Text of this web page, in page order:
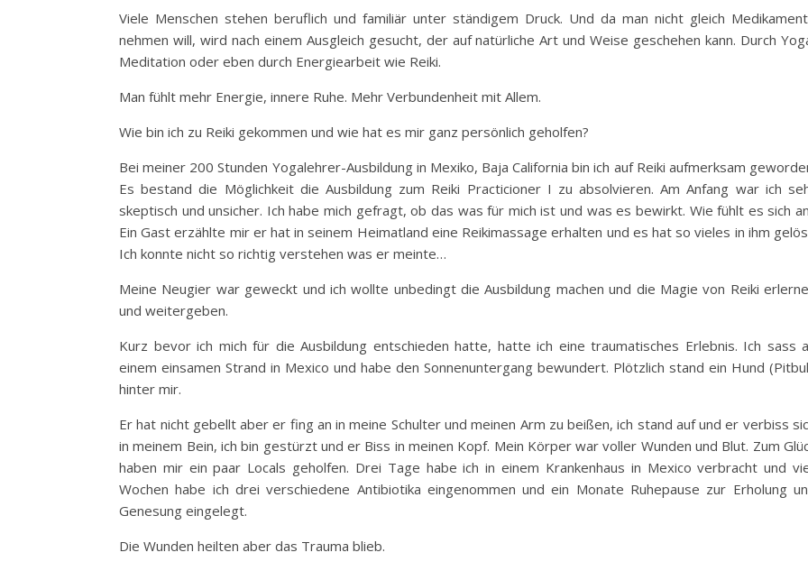
Viele Menschen stehen beruflich und familiär unter ständigem Druck. Und da man nicht gleich
nehmen will, wird nach einem Ausgleich gesucht, der auf natürliche Art und Weise geschehen kann. Durch
Meditation oder eben durch Energiearbeit wie Reiki.
Man fühlt mehr Energie, innere Ruhe. Mehr Verbundenheit mit Allem.
Wie bin ich zu Reiki gekommen und wie hat es mir ganz persönlich geholfen?
Bei meiner 200 Stunden Yogalehrer-Ausbildung in Mexiko, Baja California bin ich auf Reiki aufmerksam
Es bestand die Möglichkeit die Ausbildung zum Reiki Practicioner I zu absolvieren. Am Anfang war ich
skeptisch und unsicher. Ich habe mich gefragt, ob das was für mich ist und was es bewirkt. Wie fühlt es sich
Ein Gast erzählte mir er hat in seinem Heimatland eine Reikimassage erhalten und es hat so vieles in ihm
Ich konnte nicht so richtig verstehen was er meinte…
Meine Neugier war geweckt und ich wollte unbedingt die Ausbildung machen und die Magie von Reiki
und weitergeben.
Kurz bevor ich mich für die Ausbildung entschieden hatte, hatte ich eine traumatisches Erlebnis. Ich sass
einem einsamen Strand in Mexico und habe den Sonnenuntergang bewundert. Plötzlich stand ein Hund
hinter mir.
Er hat nicht gebellt aber er fing an in meine Schulter und meinen Arm zu beißen, ich stand auf und er verbiss
in meinem Bein, ich bin gestürzt und er Biss in meinen Kopf. Mein Körper war voller Wunden und Blut. Zum
haben mir ein paar Locals geholfen. Drei Tage habe ich in einem Krankenhaus in Mexico verbracht und
Wochen habe ich drei verschiedene Antibiotika eingenommen und ein Monate Ruhepause zur Erholung
Genesung eingelegt.
Die Wunden heilten aber das Trauma blieb.